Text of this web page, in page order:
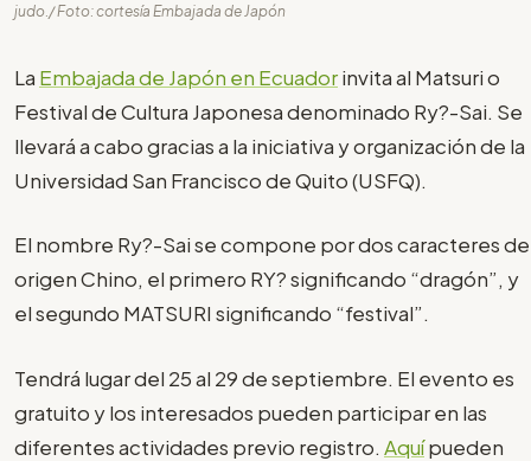
judo./ Foto: cortesía Embajada de Japón
La Embajada de Japón en Ecuadorinvita al Matsuri o
Festival de Cultura Japonesa denominado Ry?-Sai. Se
llevará a cabo gracias a la iniciativa y organización de la
Universidad San Francisco de Quito (USFQ).
El nombre Ry?-Sai se compone por dos caracteres de
origen Chino, el primero RY? significando “dragón”, y
el segundo MATSURI significando “festival”.
Tendrá lugar del 25 al 29 de septiembre. El evento es
gratuito y los interesados pueden participar en las
diferentes actividades previo registro. Aquípueden